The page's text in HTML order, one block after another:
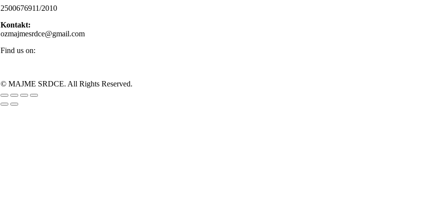
2500676911/2010
Kontakt:
ozmajmesrdce@gmail.com
Find us on:
opens
in
new
opens
in
new
© MAJME SRDCE. All Rights Reserved.
Go
to